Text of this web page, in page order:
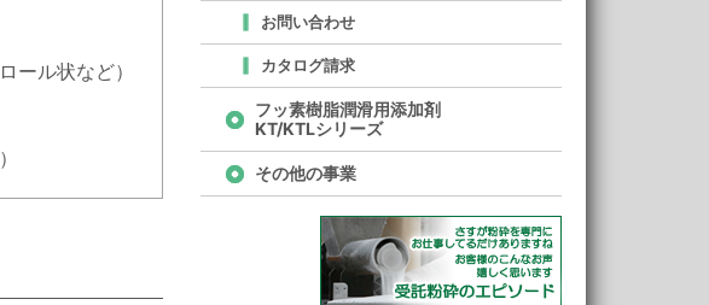
ール状など）
お問い合わせ
カタログ請求
フッ素樹脂潤滑用添加剤
KT/KTLシリーズ
その他の事業